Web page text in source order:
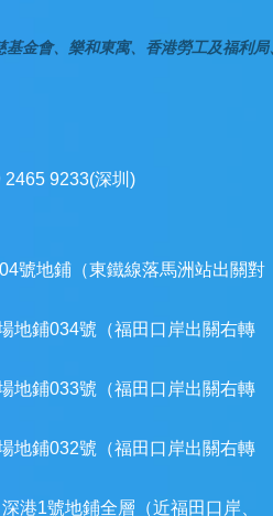
金會、樂和東寓、香港勞工及福利局
9233(深圳)
號地鋪（東鐵線落馬洲站出關對
地鋪034號（福田口岸出關右轉
地鋪033號（福田口岸出關右轉
地鋪032號（福田口岸出關右轉
港1號地鋪全層（近福田口岸、